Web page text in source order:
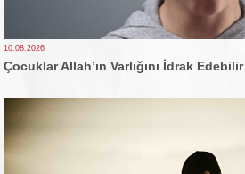
10.08.2026
Çocuklar Allah’ın Varlığını İdrak Edebilir